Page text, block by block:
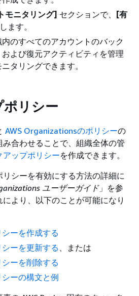
モニタリング] セクションで、
[有
ます。
のすべてのアカウントのバック
よび復元アクティビティを管理
タリングできます。
リシー
AWS Organizationsのポリシーの
合わせることで、組織全体の管
アップポリシーを作成できます。
シーを有効にする方法の詳細に
ユーザーガイド」を参
より、以下のことが可能になり
ーを作成する
ーを更新する 、または
ーを削除する
ーの構文と例